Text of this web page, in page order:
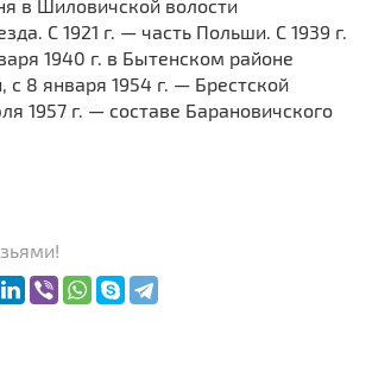
в Шиловичской волости
С 1921 г. — часть Польши. С 1939 г.
1940 г. в Бытенском районе
с 8 января 1954 г. — Брестской
1957 г. — составе Барановичского